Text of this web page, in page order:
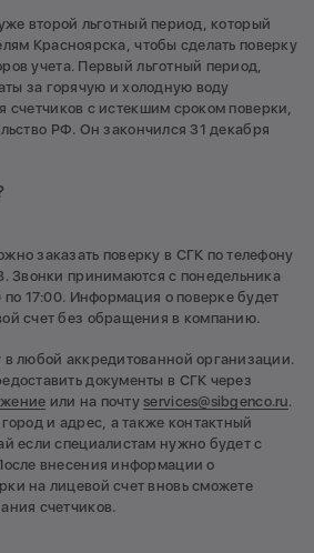
второй льготный период, который
Красноярска, чтобы сделать поверку
учета. Первый льготный период,
за горячую и холодную воду
счетчиков с истекшим сроком поверки,
РФ. Он закончился 31 декабря
заказать поверку в СГК по телефону
Звонки принимаются с понедельника
по 17:00. Информация о поверке будет
счет без обращения в компанию.
в любой аккредитованной организации.
документы в СГК через
или на почтуservices@sibgenco.ru.
и адрес, а также контактный
если специалистам нужно будет с
внесения информации о
на лицевой счет вновь сможете
счетчиков.